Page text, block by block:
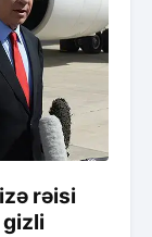
rəisi